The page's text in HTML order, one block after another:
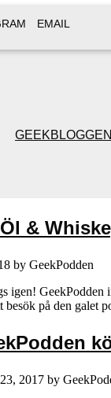
EMAIL
GEEKBLOGGEN
&
by GeekPodden
igen!
på den galet
2017 by